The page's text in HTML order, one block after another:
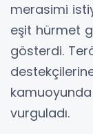
merasimi
eşit hürmet
gösterdi.
vurguladı.